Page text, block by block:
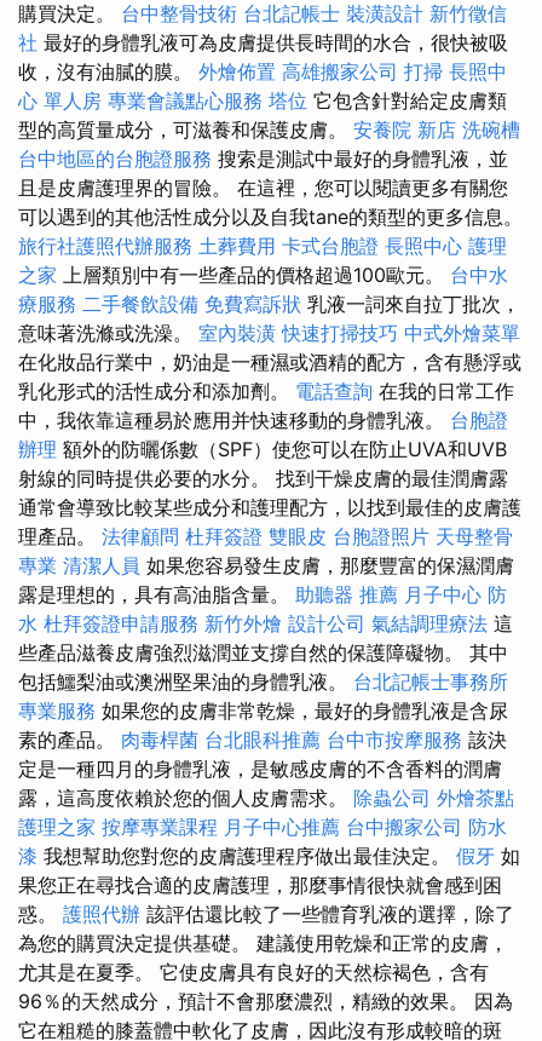
購買決定。 台中整骨技術 台北記帳士 裝潢設計 新竹徵信
社 最好的身體乳液可為皮膚提供長時間的水合，很快被吸
收，沒有油膩的膜。 外燴佈置 高雄搬家公司 打掃 長照中
心 單人房 專業會議點心服務 塔位 它包含針對給定皮膚類
型的高質量成分，可滋養和保護皮膚。 安養院 新店 洗碗槽
台中地區的台胞證服務 搜索是測試中最好的身體乳液，並
且是皮膚護理界的冒險。 在這裡，您可以閱讀更多有關您
可以遇到的其他活性成分以及自我tane的類型的更多信息。
旅行社護照代辦服務 土葬費用 卡式台胞證 長照中心 護理
之家 上層類別中有一些產品的價格超過100歐元。 台中水
療服務 二手餐飲設備 免費寫訴狀 乳液一詞來自拉丁批次，
意味著洗滌或洗澡。 室內裝潢 快速打掃技巧 中式外燴菜單
在化妝品行業中，奶油是一​​種濕或酒精的配方，含有懸浮或
乳化形式的活性成分和添加劑。 電話查詢 在我的日常工作
中，我依靠這種易於應用并快速移動的身體乳液。 台胞證
辦理 額外的防曬係數（SPF）使您可以在防止UVA和UVB
射線的同時提供必要的水分。 找到干燥皮膚的最佳潤膚露
通常會導致比較某些成分和護理配方，以找到最佳的皮膚護
理產品。 法律顧問 杜拜簽證 雙眼皮 台胞證照片 天母整骨
專業 清潔人員 如果您容易發生皮膚，那麼豐富的保濕潤膚
露是理想的，具有高油脂含量。 助聽器 推薦 月子中心 防
水 杜拜簽證申請服務 新竹外燴 設計公司 氣結調理療法 這
些產品滋養皮膚強烈滋潤並支撐自然的保護障礙物。 其中
包括鱷梨油或澳洲堅果油的身體乳液。 台北記帳士事務所
專業服務 如果您的皮膚非常乾燥，最好的身體乳液是含尿
素的產品。 肉毒桿菌 台北眼科推薦 台中市按摩服務 該決
定是一種四月的身體乳液，是敏感皮膚的不含香料的潤膚
露，這高度依賴於您的個人皮膚需求。 除蟲公司 外燴茶點
護理之家 按摩專業課程 月子中心推薦 台中搬家公司 防水
漆 我想幫助您對您的皮膚護理程序做出最佳決定。 假牙 如
果您正在尋找合適的皮膚護理，那麼事情很快就會感到困
惑。 護照代辦 該評估還比較了一些體育乳液的選擇，除了
為您的購買決定提供基礎。 建議使用乾燥和正常的皮膚，
尤其是在夏季。 它使皮膚具有良好的天然棕褐色，含有
96％的天然成分，預計不會那麼濃烈，精緻的效果。 因為
它在粗糙的膝蓋體中軟化了皮膚，因此沒有形成較暗的斑